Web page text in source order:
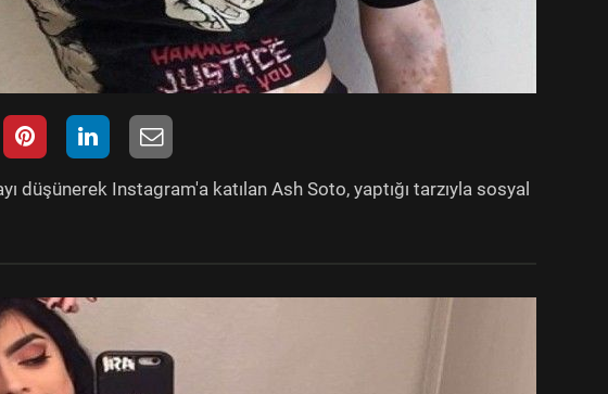
düşünerek Instagram'a katılan Ash Soto, yaptığı tarzıyla sosyal